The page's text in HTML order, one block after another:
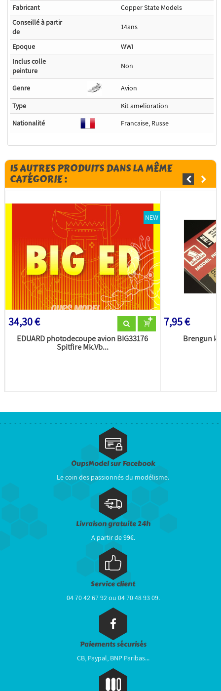
Fabricant
Copper State Models
Conseillé à partir
de
14ans
Epoque
WWI
Inclus colle
peinture
Non
Genre
Avion
Type
Kit amelioration
Nationalité
Francaise, Russe
15 AUTRES PRODUITS DANS LA MÊME
CATÉGORIE :
NEW
34,30 €
EDUARD photodecoupe avion BIG33176
Spitfire Mk.Vb...
7,95 €
Brengun
OupsModel sur Facebook
Le coin des passionnés du modélisme.
Livraison gratuite 24h
A partir de 99€.
Service client
04 70 42 67 92 ou 04 70 48 93 09.
Paiements sécurisés
CB, Paypal, BNP Paribas...